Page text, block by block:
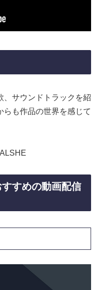
、サウンドトラックを紹
らも作品の世界を感じて
すめの動画配信